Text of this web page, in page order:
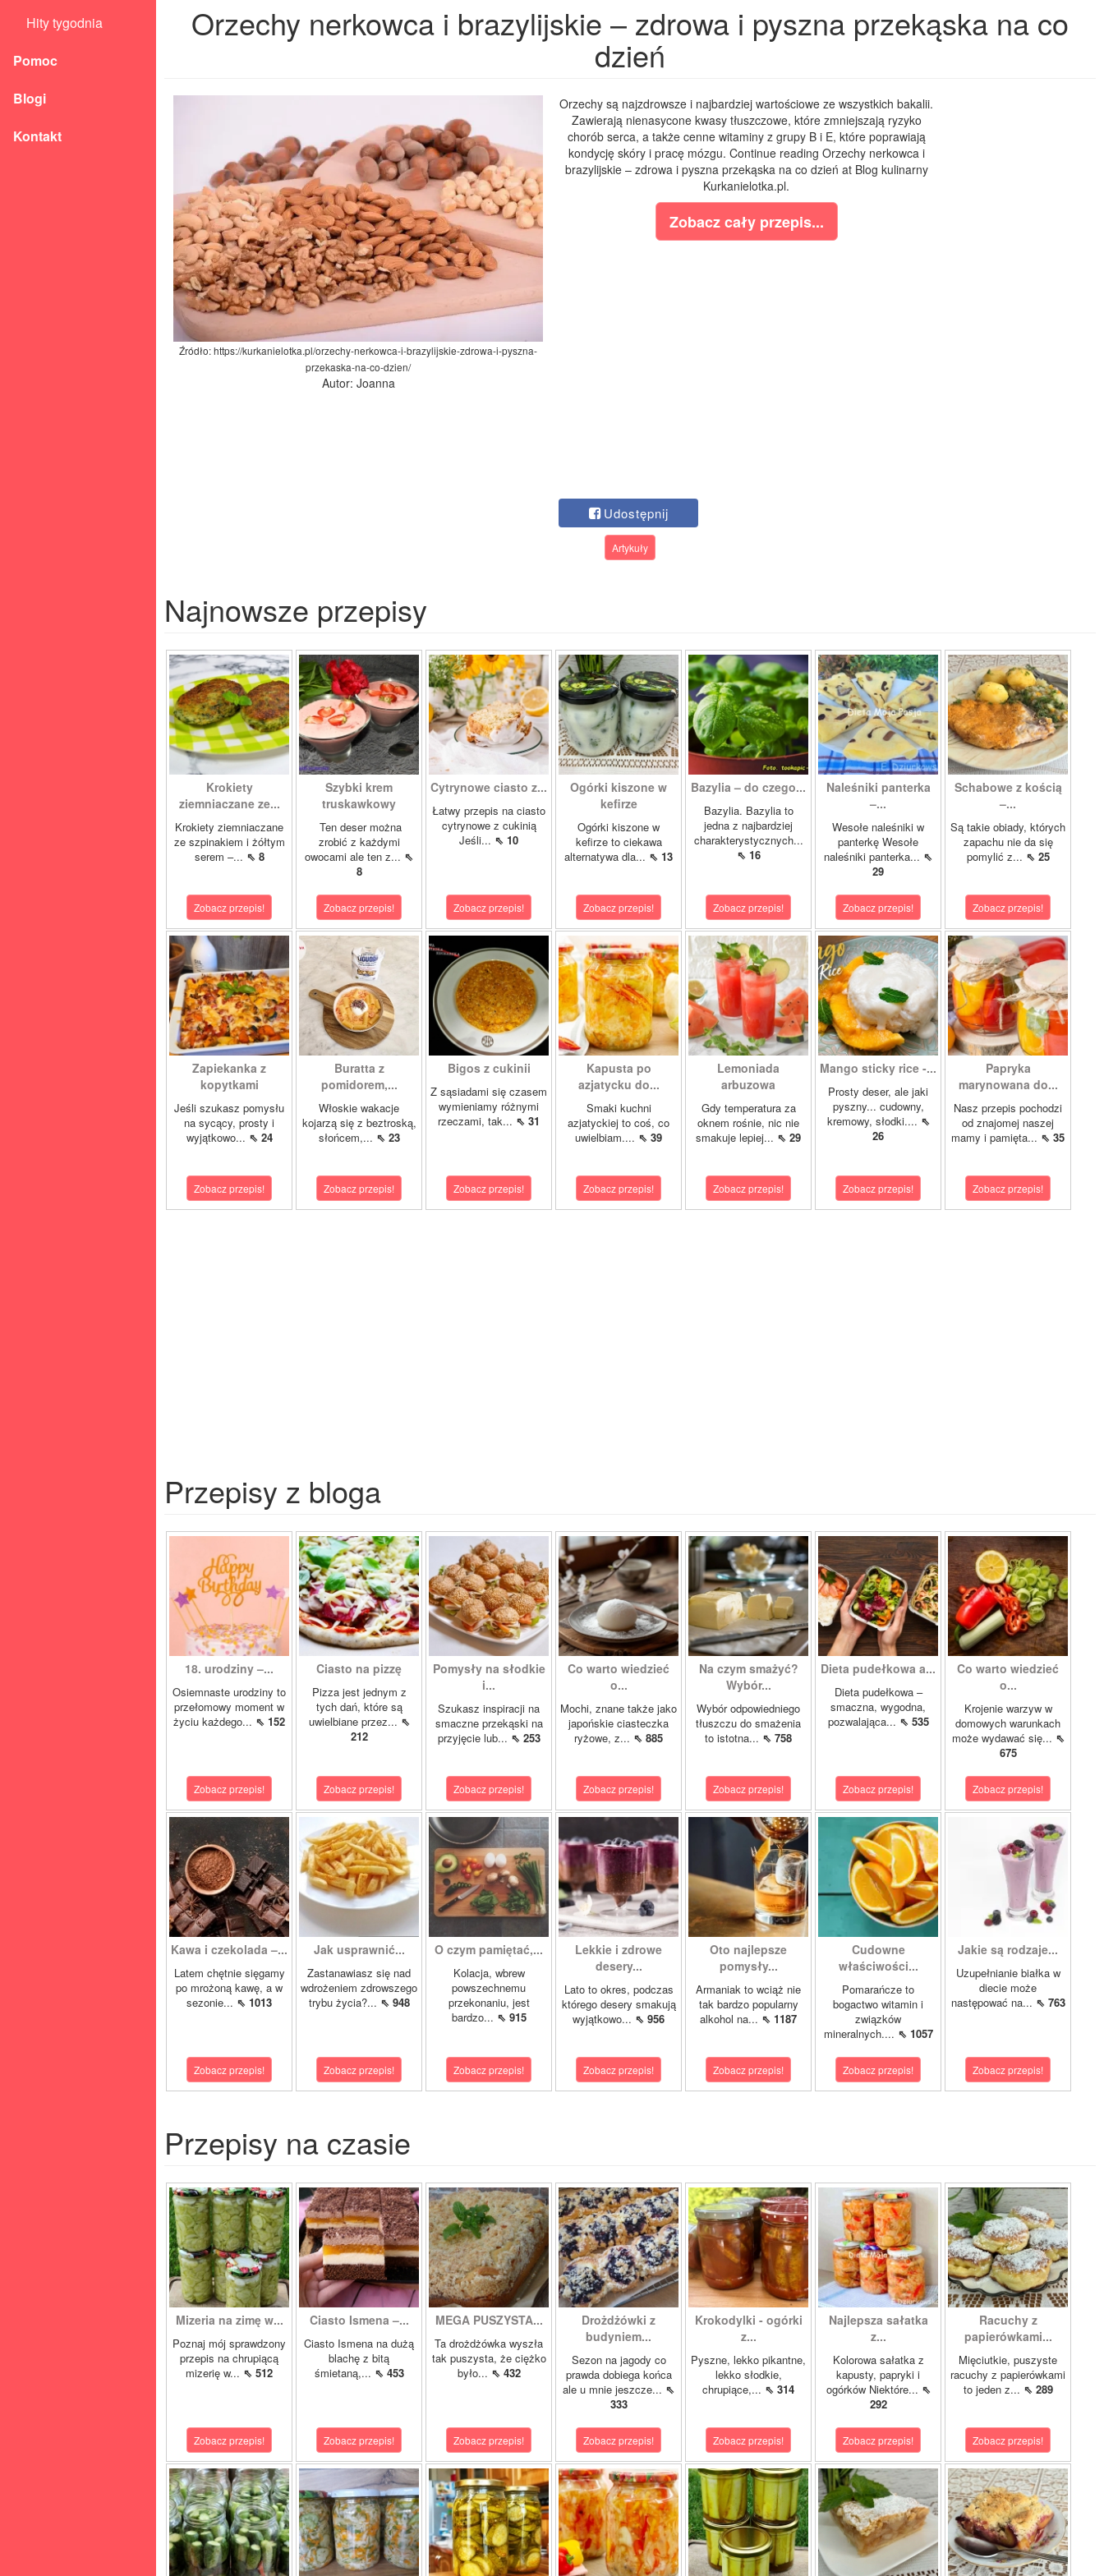
Hity tygodnia
Pomoc
Blogi
Kontakt
Orzechy nerkowca i brazylijskie – zdrowa i pyszna przekąska na co
dzień
Źródło: https://kurkanielotka.pl/orzechy-nerkowca-i-brazylijskie-zdrowa-i-pyszna-
przekaska-na-co-dzien/
Autor: Joanna
Orzechy są najzdrowsze i najbardziej wartościowe ze wszystkich bakalii.
Zawierają nienasycone kwasy tłuszczowe, które zmniejszają ryzyko
chorób serca, a także cenne witaminy z grupy B i E, które poprawiają
kondycję skóry i pracę mózgu. Continue reading Orzechy nerkowca i
brazylijskie – zdrowa i pyszna przekąska na co dzień at Blog kulinarny
Kurkanielotka.pl.
Zobacz cały przepis...
Udostępnij
Artykuły
Najnowsze przepisy
Krokiety
ziemniaczane ze...
Krokiety ziemniaczane
ze szpinakiem i żółtym
serem –... ⇖ 8
Zobacz przepis!
Szybki krem
truskawkowy
Ten deser można
zrobić z każdymi
owocami ale ten z... ⇖
8
Zobacz przepis!
Cytrynowe ciasto z...
Łatwy przepis na ciasto
cytrynowe z cukinią
Jeśli... ⇖ 10
Zobacz przepis!
Ogórki kiszone w
kefirze
Ogórki kiszone w
kefirze to ciekawa
alternatywa dla... ⇖ 13
Zobacz przepis!
Bazylia – do czego...
Bazylia. Bazylia to
jedna z najbardziej
charakterystycznych...
⇖ 16
Zobacz przepis!
Naleśniki panterka
–...
Wesołe naleśniki w
panterkę Wesołe
naleśniki panterka... ⇖
29
Zobacz przepis!
Schabowe z kością
–...
Są takie obiady, których
zapachu nie da się
pomylić z... ⇖ 25
Zobacz przepis!
Zapiekanka z
kopytkami
Jeśli szukasz pomysłu
na sycący, prosty i
wyjątkowo... ⇖ 24
Zobacz przepis!
Buratta z
pomidorem,...
Włoskie wakacje
kojarzą się z beztroską,
słońcem,... ⇖ 23
Zobacz przepis!
Bigos z cukinii
Z sąsiadami się czasem
wymieniamy różnymi
rzeczami, tak... ⇖ 31
Zobacz przepis!
Kapusta po
azjatycku do...
Smaki kuchni
azjatyckiej to coś, co
uwielbiam.... ⇖ 39
Zobacz przepis!
Lemoniada
arbuzowa
Gdy temperatura za
oknem rośnie, nic nie
smakuje lepiej... ⇖ 29
Zobacz przepis!
Mango sticky rice -...
Prosty deser, ale jaki
pyszny... cudowny,
kremowy, słodki.... ⇖
26
Zobacz przepis!
Papryka
marynowana do...
Nasz przepis pochodzi
od znajomej naszej
mamy i pamięta... ⇖ 35
Zobacz przepis!
Przepisy z bloga
18. urodziny –...
Osiemnaste urodziny to
przełomowy moment w
życiu każdego... ⇖ 152
Zobacz przepis!
Ciasto na pizzę
Pizza jest jednym z
tych dań, które są
uwielbiane przez... ⇖
212
Zobacz przepis!
Pomysły na słodkie
i...
Szukasz inspiracji na
smaczne przekąski na
przyjęcie lub... ⇖ 253
Zobacz przepis!
Co warto wiedzieć
o...
Mochi, znane także jako
japońskie ciasteczka
ryżowe, z... ⇖ 885
Zobacz przepis!
Na czym smażyć?
Wybór...
Wybór odpowiedniego
tłuszczu do smażenia
to istotna... ⇖ 758
Zobacz przepis!
Dieta pudełkowa a...
Dieta pudełkowa –
smaczna, wygodna,
pozwalająca... ⇖ 535
Zobacz przepis!
Co warto wiedzieć
o...
Krojenie warzyw w
domowych warunkach
może wydawać się... ⇖
675
Zobacz przepis!
Kawa i czekolada –...
Latem chętnie sięgamy
po mrożoną kawę, a w
sezonie... ⇖ 1013
Zobacz przepis!
Jak usprawnić...
Zastanawiasz się nad
wdrożeniem zdrowszego
trybu życia?... ⇖ 948
Zobacz przepis!
O czym pamiętać,...
Kolacja, wbrew
powszechnemu
przekonaniu, jest
bardzo... ⇖ 915
Zobacz przepis!
Lekkie i zdrowe
desery...
Lato to okres, podczas
którego desery smakują
wyjątkowo... ⇖ 956
Zobacz przepis!
Oto najlepsze
pomysły...
Armaniak to wciąż nie
tak bardzo popularny
alkohol na... ⇖ 1187
Zobacz przepis!
Cudowne
właściwości...
Pomarańcze to
bogactwo witamin i
związków
mineralnych.... ⇖ 1057
Zobacz przepis!
Jakie są rodzaje...
Uzupełnianie białka w
diecie może
następować na... ⇖ 763
Zobacz przepis!
Przepisy na czasie
Mizeria na zimę w...
Poznaj mój sprawdzony
przepis na chrupiącą
mizerię w... ⇖ 512
Zobacz przepis!
Ciasto Ismena –...
Ciasto Ismena na dużą
blachę z bitą
śmietaną,... ⇖ 453
Zobacz przepis!
MEGA PUSZYSTA...
Ta drożdżówka wyszła
tak puszysta, że ciężko
było... ⇖ 432
Zobacz przepis!
Drożdżówki z
budyniem...
Sezon na jagody co
prawda dobiega końca
ale u mnie jeszcze... ⇖
333
Zobacz przepis!
Krokodylki - ogórki
z...
Pyszne, lekko pikantne,
lekko słodkie,
chrupiące,... ⇖ 314
Zobacz przepis!
Najlepsza sałatka
z...
Kolorowa sałatka z
kapusty, papryki i
ogórków Niektóre... ⇖
292
Zobacz przepis!
Racuchy z
papierówkami...
Mięciutkie, puszyste
racuchy z papierówkami
to jeden z... ⇖ 289
Zobacz przepis!